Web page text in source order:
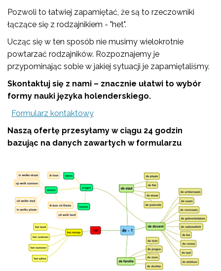
Pozwoli to łatwiej zapamiętać, że są to rzeczowniki
łączące się z rodzajnikiem - "het".
Ucząc się w ten sposób nie musimy wielokrotnie
powtarzać rodzajników. Rozpoznajemy je
przypominając sobie w jakiej sytuacji je zapamiętaliśmy.
Skontaktuj się z nami – znacznie ułatwi to wybór
formy nauki języka holenderskiego.
Formularz kontaktowy
Naszą ofertę przesyłamy w ciągu 24 godzin
bazując na danych zawartych w formularzu